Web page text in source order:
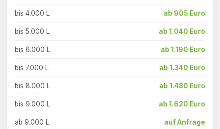
bis 4.000 L ab 905 Euro
bis 5.000 L ab 1.040 Euro
bis 6.000 L ab 1.190 Euro
bis 7.000 L ab 1.340 Euro
bis 8.000 L ab 1.480 Euro
bis 9.000 L ab 1.620 Euro
ab 9.000 L auf Anfrage